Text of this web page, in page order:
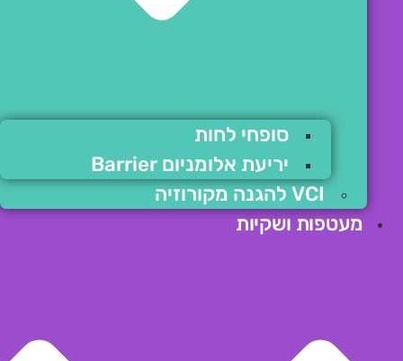
סופחי לחות
יריעת אלומניום Barrier
VCI להגנה מקורוזיה
מעטפות ושקיות